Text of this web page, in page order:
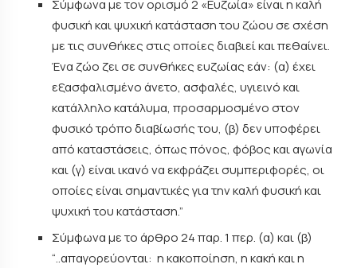
Σύμφωνα με τον ορισμό 2 «Ευζωία» είναι η καλή
φυσική και ψυχική κατάσταση του ζώου σε σχέση
με τις συνθήκες στις οποίες διαβιεί και πεθαίνει.
Ένα ζώο ζει σε συνθήκες ευζωίας εάν: (α) έχει
εξασφαλισμένο άνετο, ασφαλές, υγιεινό και
κατάλληλο κατάλυμα, προσαρμοσμένο στον
φυσικό τρόπο διαβίωσής του, (β) δεν υποφέρει
από καταστάσεις, όπως πόνος, φόβος και αγωνία
και (γ) είναι ικανό να εκφράζει συμπεριφορές, οι
οποίες είναι σημαντικές για την καλή φυσική και
ψυχική του κατάσταση.”
Σύμφωνα με το άρθρο 24 παρ. 1 περ. (α) και (β)
“..απαγορεύονται: η κακοποίηση, η κακή και η